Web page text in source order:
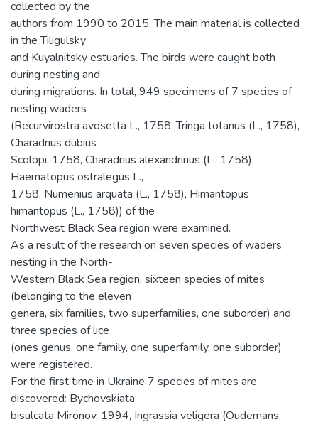
collected by the
authors from 1990 to 2015. The main material is collected
in the Tiligulsky
and Kuyalnitsky estuaries. The birds were caught both
during nesting and
during migrations. In total, 949 specimens of 7 species of
nesting waders
(Recurvirostra avosetta L., 1758, Tringa totanus (L., 1758),
Charadrius dubius
Scolopi, 1758, Charadrius alexandrinus (L., 1758),
Haematopus ostralegus L.,
1758, Numenius arquata (L., 1758), Himantopus
himantopus (L., 1758)) of the
Northwest Black Sea region were examined.
As a result of the research on seven species of waders
nesting in the North-
Western Black Sea region, sixteen species of mites
(belonging to the eleven
genera, six families, two superfamilies, one suborder) and
three species of lice
(ones genus, one family, one superfamily, one suborder)
were registered.
For the first time in Ukraine 7 species of mites are
discovered: Bychovskiata
bisulcata Mironov, 1994, Ingrassia veligera (Oudemans,